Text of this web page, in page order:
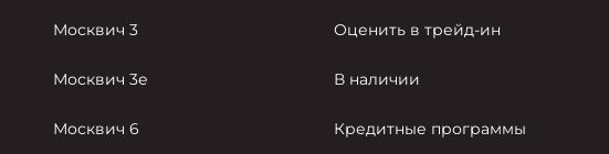
Москвич 3
Москвич 3е
Москвич 6
Оценить в трейд-ин
В наличии
Кредитные программы